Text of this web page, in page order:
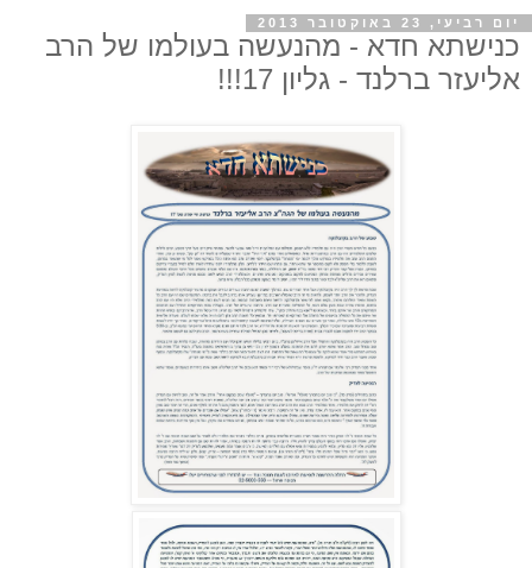
יום רביעי, 23 באוקטובר 2013
כנישתא חדא - מהנעשה בעולמו של הרב
אליעזר ברלנד - גליון 17!!!